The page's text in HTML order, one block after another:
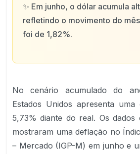
✨ Em junho, o dólar acumula
refletindo o movimento do
foi de 1,82%.
No cenário acumulado do
Estados Unidos apresenta uma
5,73% diante do real. Os dados
mostraram uma deflação no
– Mercado (IGP-M) em junho e